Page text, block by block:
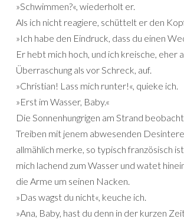
»Schwimmen?«, wiederholt er.
Als ich nicht reagiere, schüttelt er den
»Ich habe den Eindruck, dass du einen
Er hebt mich hoch, und ich kreische, eher
Überraschung als vor Schreck, auf.
»Christian! Lass mich runter!«, quieke ich.
»Erst im Wasser, Baby.«
Die Sonnenhungrigen am Strand
Treiben mit jenem abwesenden
allmählich merke, so typisch französisch
mich lachend zum Wasser und watet
die Arme um seinen Nacken.
»Das wagst du nicht«, keuche ich.
»Ana, Baby, hast du denn in der kurzen